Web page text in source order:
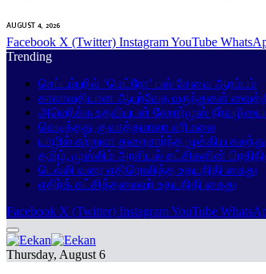
AUGUST 4, 2026
Facebook X (Twitter) InstagramYouTube
Trending
செப்டம்பரில் ‘மெட்ரோ’ பஸ் சேவை ஆரம்பம்
காலாவதியான ஆயுர்வேத மருந்துகள்
அமெரிக்க உதவியுடன் ஹோர்முஸ்
வெடித்தது குவாத்தமாலா எரிமலை
யாழில் சுற்றுலா துறைசார்ந்த முக்கிய
தமிழ், முஸ்லிம் அரசியல் கட்சிகளின்
டெல்லி வரை எதிரொலித்த உதயநிதி கைது
எதிர்க் கட்சித்தலைவர் உதயநிதி கைது
Facebook X (Twitter) InstagramYouTube
Thursday, August 6